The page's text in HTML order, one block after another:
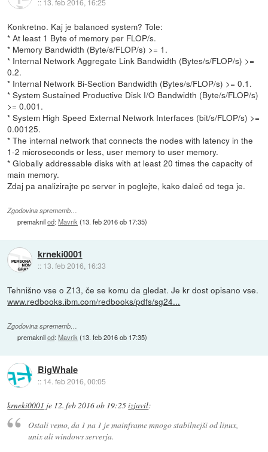
Konkretno. Kaj je balanced system? Tole:
* At least 1 Byte of memory per FLOP/s.
* Memory Bandwidth (Byte/s/FLOP/s) >= 1.
* Internal Network Aggregate Link Bandwidth (Bytes/s/FLOP/s) >=
0.2.
* Internal Network Bi-Section Bandwidth (Bytes/s/FLOP/s) >= 0.1.
* System Sustained Productive Disk I/O Bandwidth (Byte/s/FLOP/s)
>= 0.001.
* System High Speed External Network Interfaces (bit/s/FLOP/s) >=
0.00125.
* The internal network that connects the nodes with latency in the
1-2 microseconds or less, user memory to user memory.
* Globally addressable disks with at least 20 times the capacity of
main memory.
Zdaj pa analizirajte pc server in poglejte, kako daleč od tega je.
Zgodovina sprememb…
premaknilod:Mavrik (13. feb 2016 ob 17:35)
krneki0001
:: 13. feb 2016, 16:33
Tehnišno vse o Z13, če se komu da gledat. Je kr dost opisano vse.
www.redbooks.ibm.com/redbooks/pdfs/sg24...
Zgodovina sprememb…
premaknilod:Mavrik (13. feb 2016 ob 17:35)
BigWhale
:: 14. feb 2016, 00:05
krneki0001 je 12. feb 2016 ob 19:25izjavil:
Ostali vemo, da 1 na 1 je mainframe mnogo stabilnejši od linux,
unix ali windows serverja.